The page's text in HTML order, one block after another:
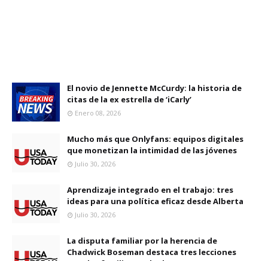
El novio de Jennette McCurdy: la historia de
citas de la ex estrella de ‘iCarly’
Enero 08, 2026
Mucho más que Onlyfans: equipos digitales
que monetizan la intimidad de las jóvenes
Julio 30, 2026
Aprendizaje integrado en el trabajo: tres
ideas para una política eficaz desde Alberta
Julio 30, 2026
La disputa familiar por la herencia de
Chadwick Boseman destaca tres lecciones